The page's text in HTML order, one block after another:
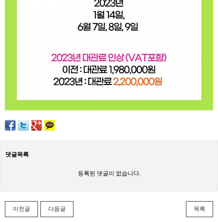
댓글목록
등록된 댓글이 없습니다.
이전글 다음글 목록